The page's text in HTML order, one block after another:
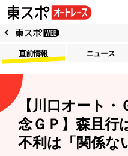
直前情報 ニュース
【川口オート
念ＧＰ】森且
不利は「関係な